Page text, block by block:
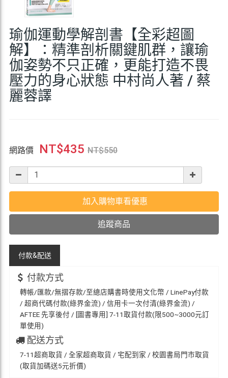
瑜伽運動學解剖書【全彩超圖
解】：精準剖析關鍵肌群，讓瑜
伽姿勢不只正確，更能打造不畏
壓力的身心狀態 中村尚人著 / 蔡
麗蓉譯
網路價 NT$435 NT$550
加入購物車看優惠
追蹤商品
付款&配送
付款方式
轉帳/匯款/無摺存款/至總店購書時使用文化幣 / LinePay付款
/ 超商代碼付款(綠界金流) / 信用卡一次付清(綠界金流) /
AFTEE 先享後付 / [圖書專用] 7-11取貨付款(限500~3000元訂
單使用)
配送方式
7-11超商取貨 / 全家超商取貨 / 宅配到家 / 校園書局門市取貨
(取貨加碼送5元折價)